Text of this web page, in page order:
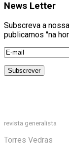
News Letter
Subscreva a
publicamos "na
revista generalista
Torres Vedras